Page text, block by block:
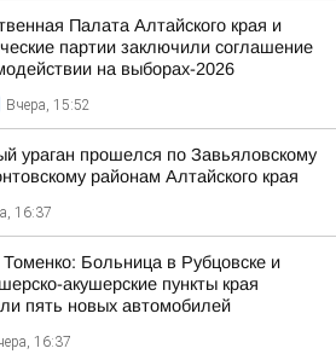
Палата Алтайского края и
партии заключили соглашение
на выборах-2026
Вчера, 15:52
ураган прошелся по Завьяловскому
районам Алтайского края
16:37
Томенко: Больница в Рубцовске и
акушерские пункты края
пять новых автомобилей
16:37